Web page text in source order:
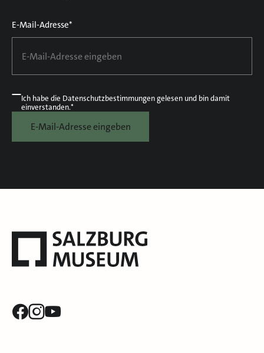
E-Mail-Adresse*
Ich habe die Datenschutzbestimmungengelesen und bin damit
einverstanden.*
E-Mail-Adresse eingeben